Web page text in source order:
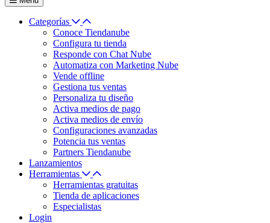
Categorías
Conoce Tiendanube
Configura tu tienda
Responde con Chat Nube
Automatiza con Marketing Nube
Vende offline
Gestiona tus ventas
Personaliza tu diseño
Activa medios de pago
Activa medios de envío
Configuraciones avanzadas
Potencia tus ventas
Partners Tiendanube
Lanzamientos
Herramientas
Herramientas gratuitas
Tienda de aplicaciones
Especialistas
Login